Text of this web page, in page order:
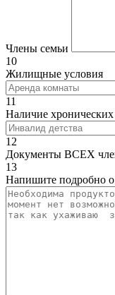
Члены семьи
10
Жилищные условия
11
Наличие
12
Документы ВСЕХ
13
Напишите подробно